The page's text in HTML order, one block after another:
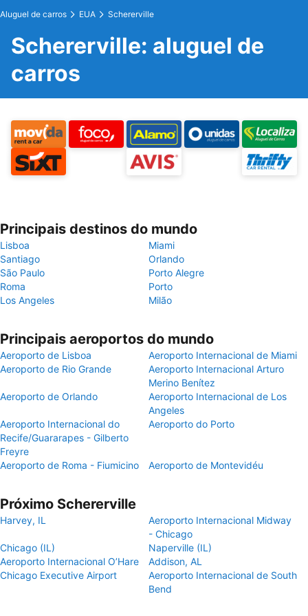
Aluguel de carros EUA Schererville
Schererville: aluguel de
carros
Principais destinos do mundo
Lisboa
Miami
Santiago
Orlando
São Paulo
Porto Alegre
Roma
Porto
Los Angeles
Milão
Principais aeroportos do mundo
Aeroporto de Lisboa
Aeroporto Internacional de Miami
Aeroporto de Rio Grande
Aeroporto Internacional Arturo
Merino Benítez
Aeroporto de Orlando
Aeroporto Internacional de Los
Angeles
Aeroporto Internacional do
Recife/Guararapes - Gilberto
Freyre
Aeroporto do Porto
Aeroporto de Roma - Fiumicino Aeroporto de Montevidéu
Próximo Schererville
Harvey, IL
Aeroporto Internacional Midway
- Chicago
Chicago (IL)
Naperville (IL)
Aeroporto Internacional O’Hare
Addison, AL
Chicago Executive Airport
Aeroporto Internacional de South
Bend